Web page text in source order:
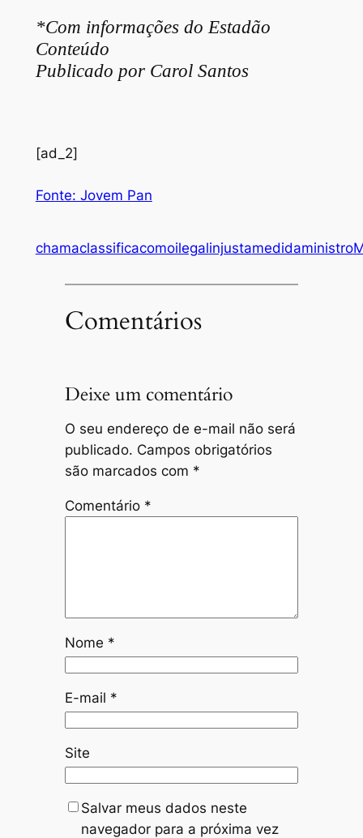
*Com informações do Estadão
Conteúdo
Publicado por Carol Santos
[ad_2]
Fonte: Jovem Pan
chamaclassificacomoilegalinjustamedidaministro
Comentários
Deixe um comentário
O seu endereço de e-mail não será
publicado. Campos obrigatórios
são marcados com *
Comentário *
Nome *
E-mail *
Site
Salvar meus dados neste
navegador para a próxima vez